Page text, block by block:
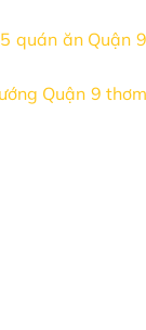
quán ăn Quận
Quận 9